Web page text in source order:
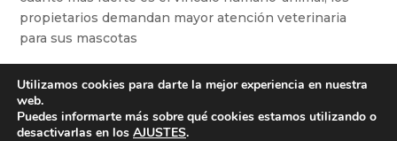
propietarios demandan mayor atención veterinaria
para sus mascotas
Aviso legal Política de cookies
Utilizamos cookies para darte la mejor experiencia en nuestra
web.
Puedes informarte más sobre qué cookies estamos utilizando o
desactivarlas en los AJUSTES.